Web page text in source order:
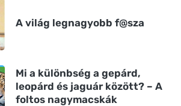
A világ legnagyobb f@sza
Mi a különbség a gepárd,
leopárd és jaguár között? – A
foltos nagymacskák